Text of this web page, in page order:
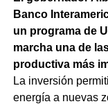
Banco
un programa de
marcha una de
productiva más
La inversión
energía a nuevas